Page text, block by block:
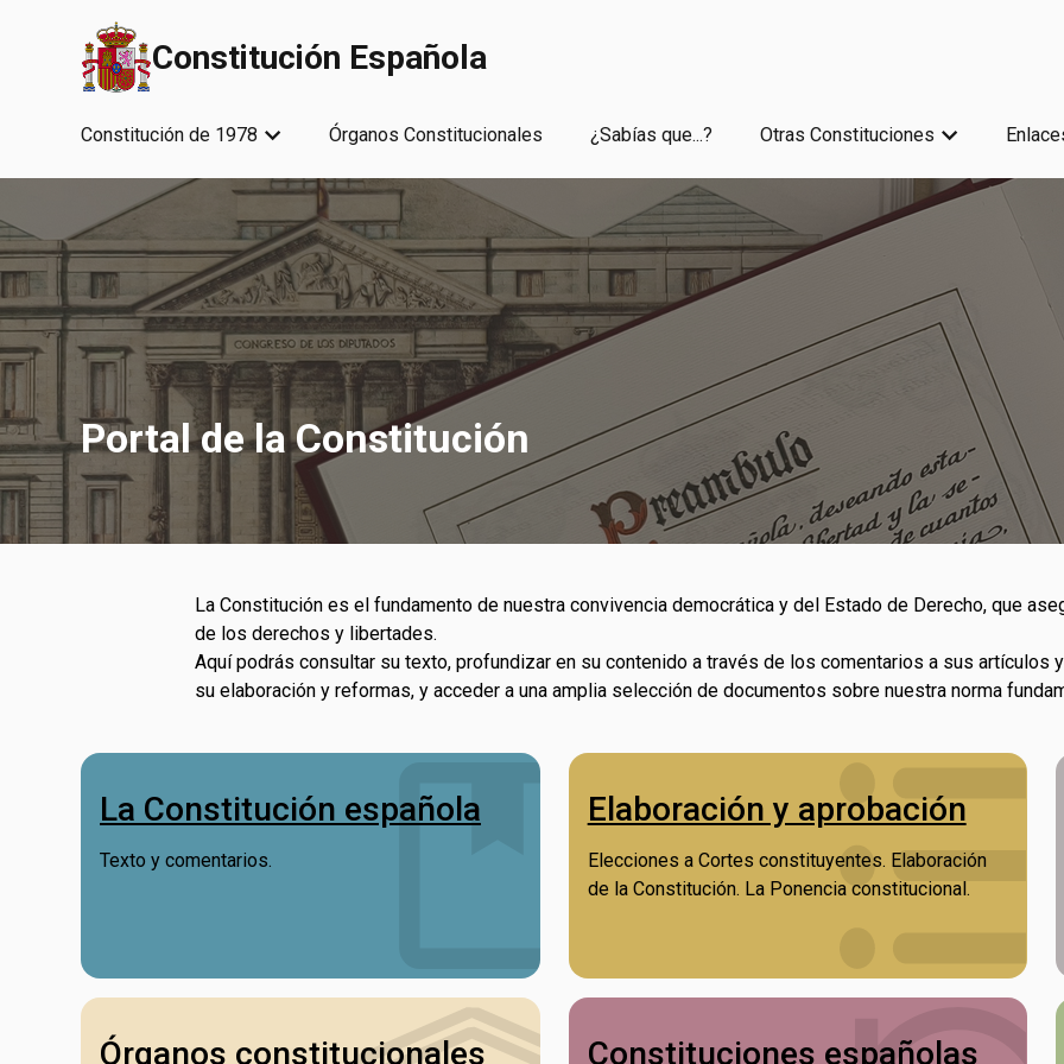
Saltar al contenido principal
Constitución Española
Constitución de 1978 Órganos Constitucionales ¿Sabías que...? Otras Constituciones
Portal de la Constitución
La Constitución es el fundamento de nuestra convivencia democrática y del Estado de Derecho, que
de los derechos y libertades.
Aquí podrás consultar su texto, profundizar en su contenido a través de los comentarios a sus
su elaboración y reformas, y acceder a una amplia selección de documentos sobre nuestra norma
La Constitución española
Texto y comentarios.
Elaboración y aprobación
Elecciones a Cortes constituyentes. Elaboración
de la Constitución. La Ponencia constitucional.
Órganos constitucionales Constituciones españolas